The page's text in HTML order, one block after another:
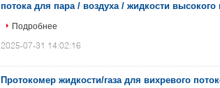
потока для пара / воздуха / жидкости высокого
Подробнее
2025-07-31 14:02:16
Протокомер жидкости/газа для вихревого